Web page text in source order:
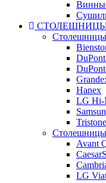
Столешницы
Hanex
LG Hi-
Tristone
Столешницы
Avant
LG